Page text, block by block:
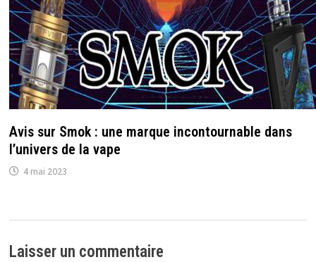
Avis sur Smok : une marque incontournable dans
l’univers de la vape
4 mai 2023
Laisser un commentaire